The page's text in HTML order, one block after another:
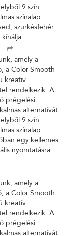
9 szín
színalap.
szürkésfehér
amely a
a Color Smooth
kreatív
rendelkezik. A
prégelési
alternatívát
9 szín
színalap.
egy kellemes
nyomtatásra
amely a
a Color Smooth
kreatív
rendelkezik. A
prégelési
alternatívát